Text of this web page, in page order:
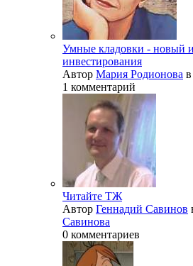
Умные кладовки - новый
инвестирования
Автор Мария Родионова в
1 комментарий
Читайте ТЖ
Автор Геннадий Савинов
Савинова
0 комментариев